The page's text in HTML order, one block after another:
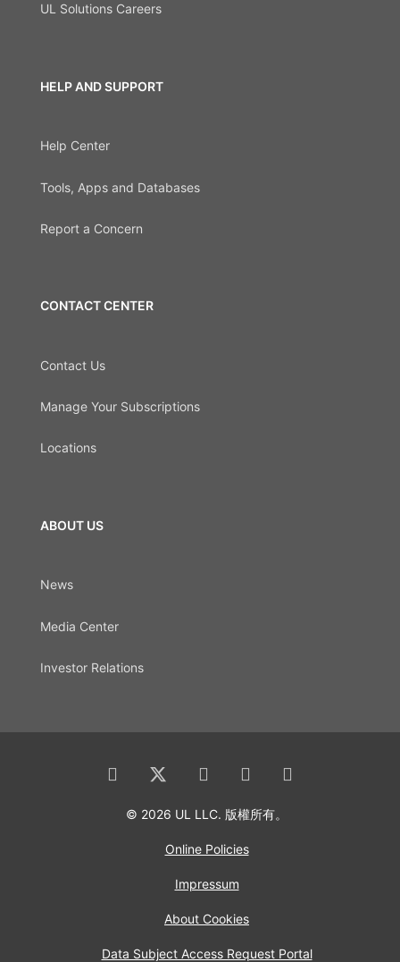
UL Solutions Careers
HELP AND SUPPORT
Help Center
Tools, Apps and Databases
Report a Concern
CONTACT CENTER
Contact Us
Manage Your Subscriptions
Locations
ABOUT US
News
Media Center
Investor Relations
© 2026 UL LLC. 版權所有。
Online Policies
Impressum
About Cookies
Data Subject Access Request Portal